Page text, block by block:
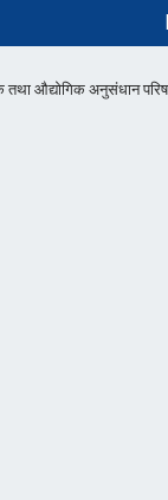
तथा औद्योगिक अनुसंधान